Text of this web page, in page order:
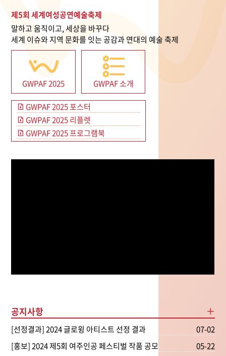
제5회 세계여성공연예술축제
말하고 움직이고, 세상을 바꾸다
세계 이슈와 지역 문화를 잇는 공감과 연대의 예술 축제
GWPAF 2025 GWPAF 소개
GWPAF 2025 포스터
GWPAF 2025 리플렛
GWPAF 2025 프로그램북
공지사항
[선정결과] 2024 글로윙 아티스트 선정 결과
07-02
[홍보] 2024 제5회 여주인공 페스티벌 작품 공모
05-22